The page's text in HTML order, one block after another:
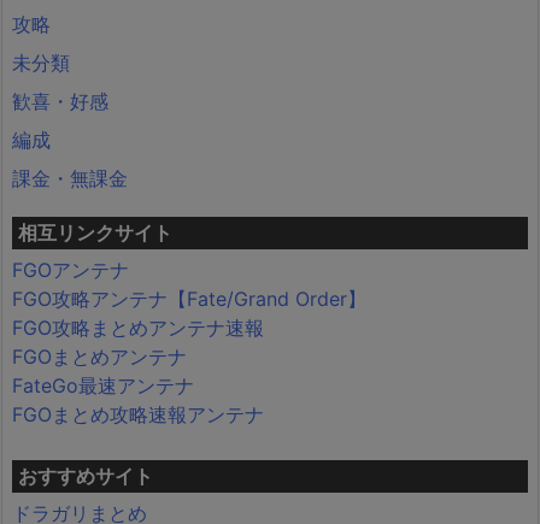
攻略
未分類
歓喜・好感
編成
課金・無課金
相互リンクサイト
FGOアンテナ
FGO攻略アンテナ【Fate/Grand Order】
FGO攻略まとめアンテナ速報
FGOまとめアンテナ
FateGo最速アンテナ
FGOまとめ攻略速報アンテナ
おすすめサイト
ドラガリまとめ